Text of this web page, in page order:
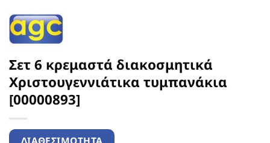
Σετ 6 κρεμαστά διακοσμητικά
Χριστουγεννιάτικα τυμπανάκια
[00000893]